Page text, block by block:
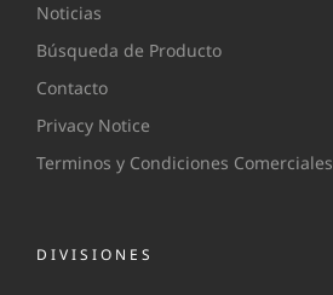
Noticias
Búsqueda de Producto
Contacto
Privacy Notice
Terminos y Condiciones Comerciales
DIVISIONES